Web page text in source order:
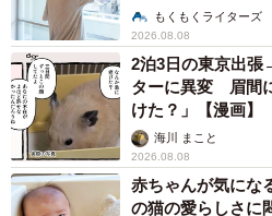
説】もくもくライターズ
2026.08.08
2泊3日の東京出
ターに異変 眉間
けた？」【漫画】
海川 まこと
2026.08.08
赤ちゃんが気にな
の猫の愛らしさ